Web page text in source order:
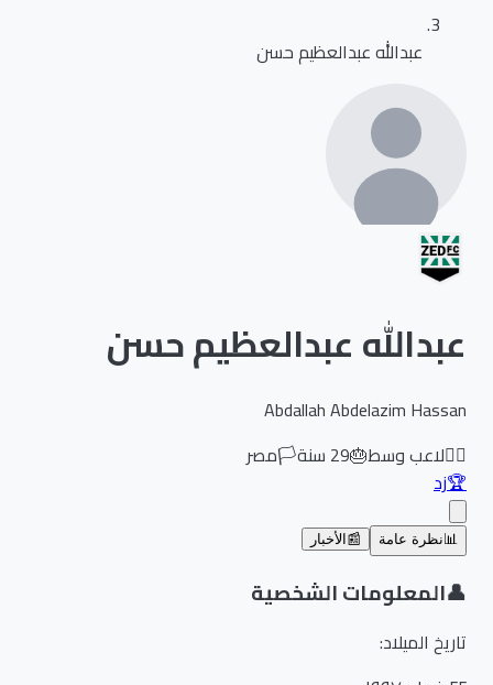
عبدالله عبدالعظيم حسن
عبدالله عبدالعظيم حسن
Abdallah Abdelazim Hassan
لاعب وسط🎂
29سنة🏳️مصر
زد
نظرة عامة 📰 الأخبار
المعلومات الشخصية
تاريخ الميلاد: